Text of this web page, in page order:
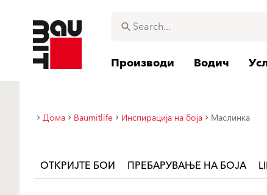
Производи Водич
Дома Baumitlife Инспирација на боја Маслинка
ОТКРИЈТЕ БОИ ПРЕБАРУВАЊЕ НА БОЈА